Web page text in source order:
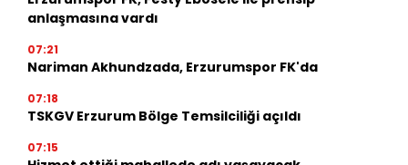
anlaşmasına vardı
07:21
Nariman Akhundzada, Erzurumspor FK'da
07:18
TSKGV Erzurum Bölge Temsilciliği açıldı
07:15